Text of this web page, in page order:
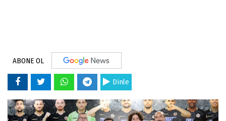
ABONE OL
Dinle